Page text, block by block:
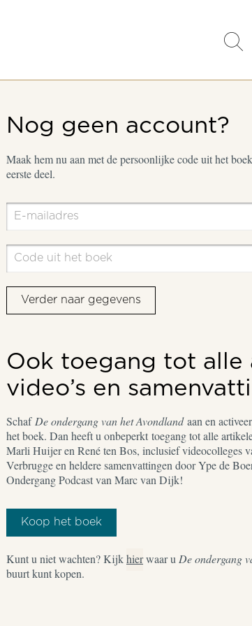
Nog geen account?
Maak hem nu aan met de persoonlijke code uit het
eerste deel.
Verder naar gegevens
Ook toegang tot alle
video’s en
Schaf De ondergang van het Avondlandaan en
het boek. Dan heeft u onbeperkt toegang tot alle
Marli Huijer en René ten Bos, inclusief videocolleges
Verbrugge en heldere samenvattingen door Ype de
Ondergang Podcast van Marc van Dijk!
Koop het boek
Kunt u niet wachten? Kijkhierwaar u De ondergang
buurt kunt kopen.